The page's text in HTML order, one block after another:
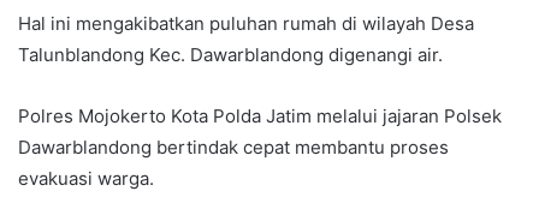
Hal ini mengakibatkan puluhan rumah di wilayah Desa
Talunblandong Kec. Dawarblandong digenangi air.
Polres Mojokerto Kota Polda Jatim melalui jajaran Polsek
Dawarblandong bertindak cepat membantu proses
evakuasi warga.